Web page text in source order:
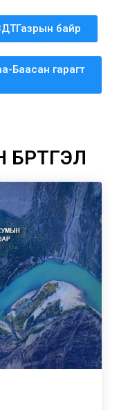
байр
Баасан гарагт